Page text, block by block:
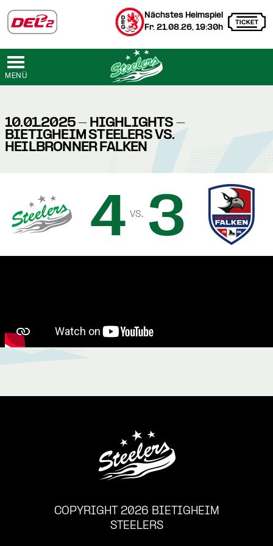
Nächstes Heimspiel
Fr. 21.08.26, 19:30h
MENÜ
10.01.2025 - HIGHLIGHTS -
BIETIGHEIM STEELERS VS.
HEILBRONNER FALKEN
4 vs. 3
COPYRIGHT 2026 BIETIGHEIM
STEELERS